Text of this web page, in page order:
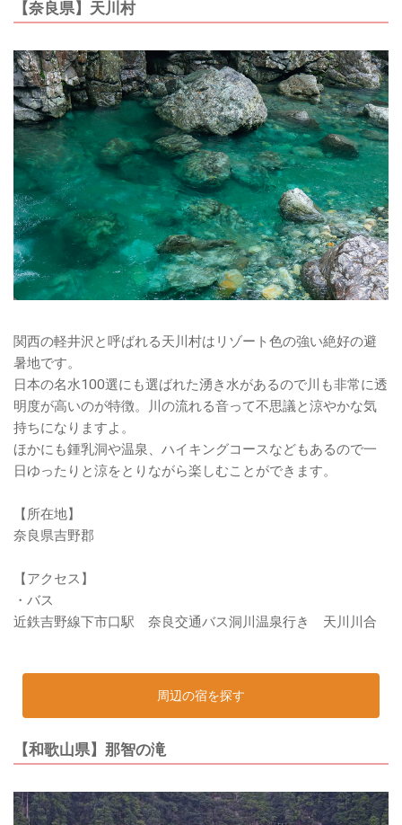
【奈良県】天川村
関西の軽井沢と呼ばれる天川村はリゾート色の強い絶好の避
暑地です。
日本の名水100選にも選ばれた湧き水があるので川も非常に透
明度が高いのが特徴。川の流れる音って不思議と涼やかな気
持ちになりますよ。
ほかにも鍾乳洞や温泉、ハイキングコースなどもあるので一
日ゆったりと涼をとりながら楽しむことができます。
【所在地】
奈良県吉野郡
【アクセス】
・バス
近鉄吉野線下市口駅 奈良交通バス洞川温泉行き 天川川合
周辺の宿を探す
【和歌山県】那智の滝